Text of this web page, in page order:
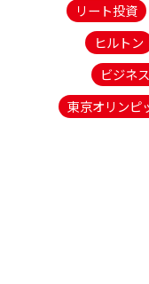
リート投資
ヒルトン
ビジネ
東京オリンピ